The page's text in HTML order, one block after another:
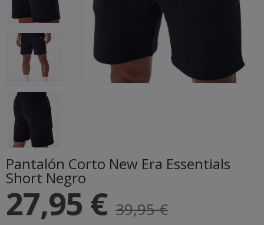
Pantalón Corto New Era Essentials
Short Negro
27,95 € 39,95 €